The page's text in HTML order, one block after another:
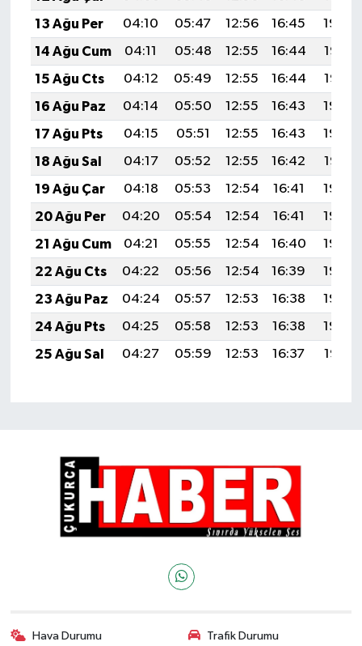
13 Ağu Per
04:10 05:47 12:56 16:45
19:54
14 Ağu Cum
04:11 05:48 12:55 16:44
19:53
15 Ağu Cts
04:12 05:49 12:55 16:44
19:52
16 Ağu Paz
04:14 05:50 12:55 16:43
19:50
17 Ağu Pts
04:15 05:51 12:55 16:43
19:49
18 Ağu Sal
04:17 05:52 12:55 16:42
19:47
19 Ağu Çar
04:18 05:53 12:54 16:41
19:46
20 Ağu Per
04:20 05:54 12:54 16:41
19:44
21 Ağu Cum
04:21 05:55 12:54 16:40
19:43
22 Ağu Cts
04:22 05:56 12:54 16:39
19:42
23 Ağu Paz
04:24 05:57 12:53 16:38
19:40
24 Ağu Pts
04:25 05:58 12:53 16:38
19:39
25 Ağu Sal
04:27 05:59 12:53 16:37 19:37
Hava Durumu Trafik Durumu